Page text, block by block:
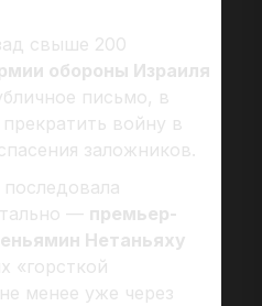
свыше 200
обороны Израиля
письмо, в
войну в
заложников.
— премьер-
Нетаньяху
«горсткой
менее уже через